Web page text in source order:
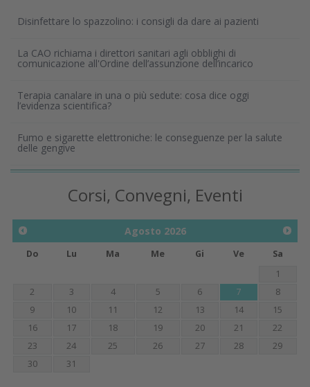
Disinfettare lo spazzolino: i consigli da dare ai pazienti
La CAO richiama i direttori sanitari agli obblighi di
comunicazione all'Ordine dell’assunzione dell’incarico
Terapia canalare in una o più sedute: cosa dice oggi
l’evidenza scientifica?
Fumo e sigarette elettroniche: le conseguenze per la salute
delle gengive
Corsi, Convegni, Eventi
Agosto 2026
Do Lu Ma Me Gi Ve
Sa
1
2
3 4 5 6 7
8
9
10 11 12 13 14
15
16
17 18 19 20 21
22
23
24 25 26 27 28
29
30
31